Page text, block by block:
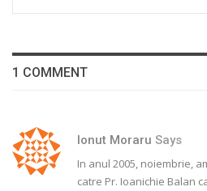
1 COMMENT
Ionut Moraru Says
In anul 2005, noiembrie,
catre Pr. Ioanichie Balan